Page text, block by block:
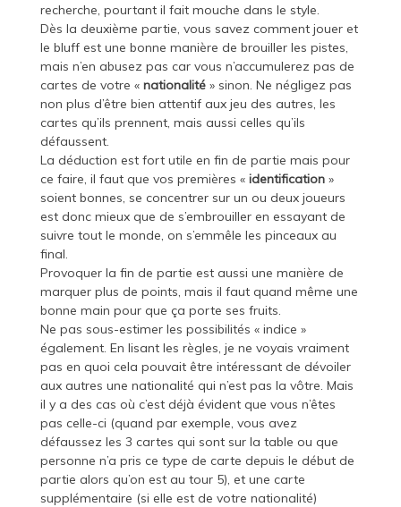
recherche, pourtant il fait mouche dans le style.
Dès la deuxième partie, vous savez comment jouer et
le bluff est une bonne manière de brouiller les pistes,
mais n’en abusez pas car vous n’accumulerez pas de
cartes de votre « nationalité » sinon. Ne négligez pas
non plus d’être bien attentif aux jeu des autres, les
cartes qu’ils prennent, mais aussi celles qu’ils
défaussent.
La déduction est fort utile en fin de partie mais pour
ce faire, il faut que vos premières « identification»
soient bonnes, se concentrer sur un ou deux joueurs
est donc mieux que de s’embrouiller en essayant de
suivre tout le monde, on s’emmêle les pinceaux au
final.
Provoquer la fin de partie est aussi une manière de
marquer plus de points, mais il faut quand même une
bonne main pour que ça porte ses fruits.
Ne pas sous-estimer les possibilités « indice »
également. En lisant les règles, je ne voyais vraiment
pas en quoi cela pouvait être intéressant de dévoiler
aux autres une nationalité qui n’est pas la vôtre. Mais
il y a des cas où c’est déjà évident que vous n’êtes
pas celle-ci (quand par exemple, vous avez
défaussez les 3 cartes qui sont sur la table ou que
personne n’a pris ce type de carte depuis le début de
partie alors qu’on est au tour 5), et une carte
supplémentaire (si elle est de votre nationalité)